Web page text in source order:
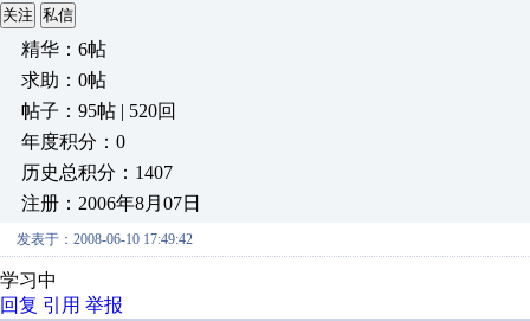
关注 私信
精华：6帖
求助：0帖
帖子：95帖 | 520回
年度积分：0
历史总积分：1407
注册：2006年8月07日
发表于：2008-06-10 17:49:42
学习中
回复 引用 举报